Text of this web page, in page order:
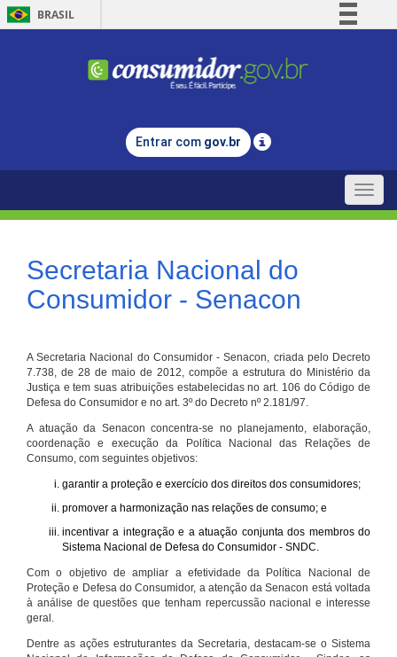
BRASIL
Comunica BR
Legislação
Entrar com gov.br
Toggle
Secretaria Nacional do
Consumidor - Senacon
A Secretaria Nacional do Consumidor - Senacon, criada pelo Decreto
7.738, de 28 de maio de 2012, compõe a estrutura do Ministério da
Justiça e tem suas atribuições estabelecidas no art. 106 do Código de
Defesa do Consumidor e no art. 3º do Decreto nº 2.181/97.
A atuação da Senacon concentra-se no planejamento, elaboração,
coordenação e execução da Política Nacional das Relações de
Consumo, com seguintes objetivos:
garantir a proteção e exercício dos direitos dos consumidores;
promover a harmonização nas relações de consumo; e
incentivar a integração e a atuação conjunta dos membros do
Sistema Nacional de Defesa do Consumidor - SNDC.
Com o objetivo de ampliar a efetividade da Política Nacional de
Proteção e Defesa do Consumidor, a atenção da Senacon está voltada
à análise de questões que tenham repercussão nacional e interesse
geral.
Dentre as ações estruturantes da Secretaria, destacam-se o Sistema